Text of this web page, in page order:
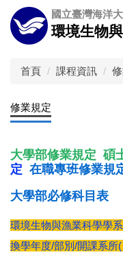
跳
到
主
區
國立臺灣海洋
環境生物
首頁 課程資訊
修業規定
大學部修業規定 碩
定 在職專班修業規
大學部必修科目表
環境生物與漁業科學學
換學年度/部別/開課系所